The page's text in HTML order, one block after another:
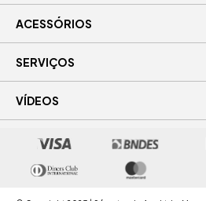
ACESSÓRIOS
SERVIÇOS
VÍDEOS